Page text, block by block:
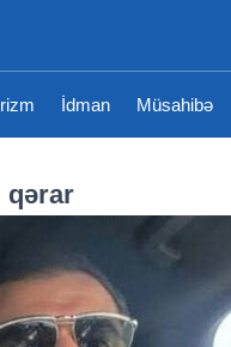
İdman Müsahibə
qərar